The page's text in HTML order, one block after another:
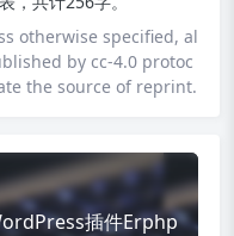
otherwise specified, al
by cc-4.0 protoc
the source of reprint.
插件Erphp